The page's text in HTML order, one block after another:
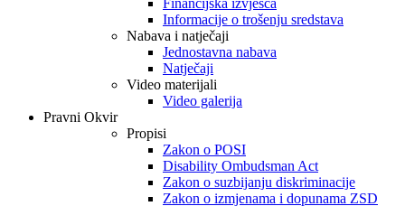
Financijska izvješća
Informacije o trošenju sredstava
Nabava i natječaji
Jednostavna nabava
Natječaji
Video materijali
Video galerija
Pravni Okvir
Propisi
Zakon o POSI
Disability Ombudsman Act
Zakon o suzbijanju diskriminacije
Zakon o izmjenama i dopunama ZSD